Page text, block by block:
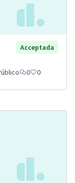
Acceptada
0 0